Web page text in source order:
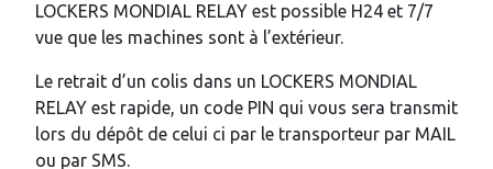
LOCKERS MONDIAL RELAY est possible H24 et 7/7
vue que les machines sont à l’extérieur.
Le retrait d’un colis dans un LOCKERS MONDIAL
RELAY est rapide, un code PIN qui vous sera transmit
lors du dépôt de celui ci par le transporteur par MAIL
ou par SMS.